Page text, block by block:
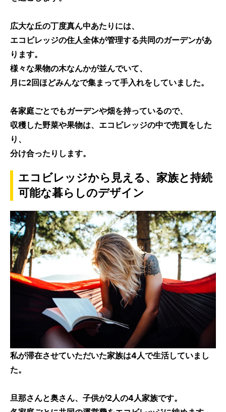
広大な丘の丁度真ん中あたりには、
エコビレッジの住人全体が管理する共同のガーデンがあ
ります。
様々な果物の木なんかが並んでいて、
月に2回ほどみんなで集まって手入れをしていました。
各家庭ごとでもガーデンや畑を持っているので、
収穫した野菜や果物は、エコビレッジの中で売買をした
り、
分け合ったりします。
エコビレッジから見える、家族と持続
可能な暮らしのデザイン
私が滞在させていただいた家族は4人で生活していまし
た。
旦那さんと奥さん、子供が2人の4人家族です。